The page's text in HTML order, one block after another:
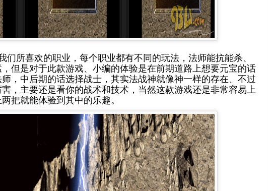
们所喜欢的职业，每个职业都有不同的玩法，法师能抗能杀、
但是对于此款游戏、小编的体验是在前期道路上想要元宝的话
，中后期的话选择战士，其实法战神就像神一样的存在、不过
，主要还是看你的战术和技术，当然这款游戏还是非常容易上
把就能体验到其中的乐趣。